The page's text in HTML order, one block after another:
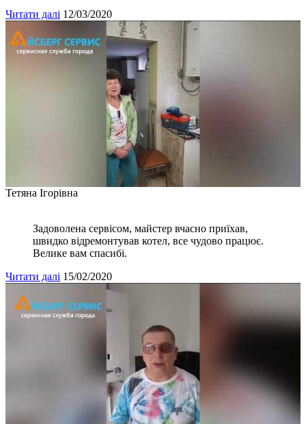
Читати далі 12/03/2020
Тетяна Ігорівна
Задоволена сервісом, майстер вчасно приїхав,
швидко відремонтував котел, все чудово працює.
Велике вам спасибі.
Читати далі 15/02/2020